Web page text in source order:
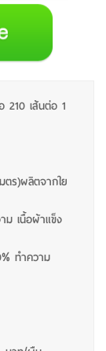
210 เส้นต่อ 1
ตร)ผลิตจากใย
ม เนื้อผ้าแข็ง
ทำความ